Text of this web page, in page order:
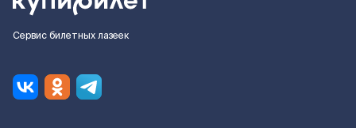
Сервис билетных лазеек